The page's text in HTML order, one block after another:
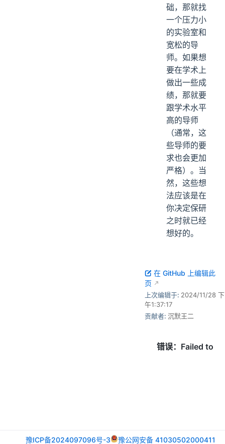
础，那就找
一个压力小
的实验室和
宽松的导
师。如果想
要在学术上
做出一些成
绩，那就要
跟学术水平
高的导师
（通常，这
些导师的要
求也会更加
严格）。当
然，这些想
法应该是在
你决定保研
之时就已经
想好的。
在 GitHub 上编辑此
页
上次编辑于: 2024/11/28 下
午1:37:17
贡献者: 沉默王二
豫ICP备2024097096号-3 豫公网安备 41030502000411